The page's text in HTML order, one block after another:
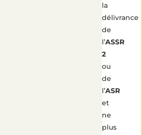
la
délivrance
de
l’ASSR
2
ou
de
l’ASR
et
ne
plus